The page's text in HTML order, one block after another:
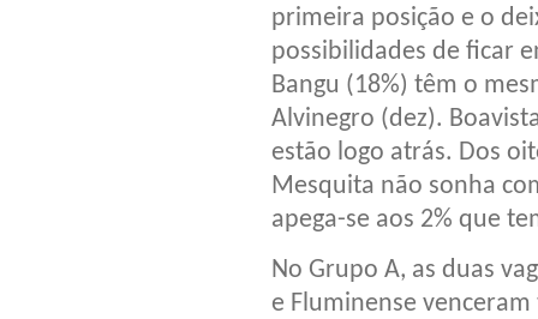
primeira posição e o
possibilidades de ficar
Bangu (18%) têm o
Alvinegro (dez).
estão logo atrás. Dos
Mesquita não sonha
apega-se aos 2% que
No Grupo A, as duas
e Fluminense